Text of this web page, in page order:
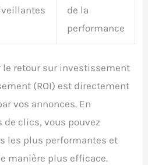
de la
performance
le retour sur investissement
(ROI) est directement
vos annonces. En
de clics, vous pouvez
les plus performantes et
manière plus efficace.